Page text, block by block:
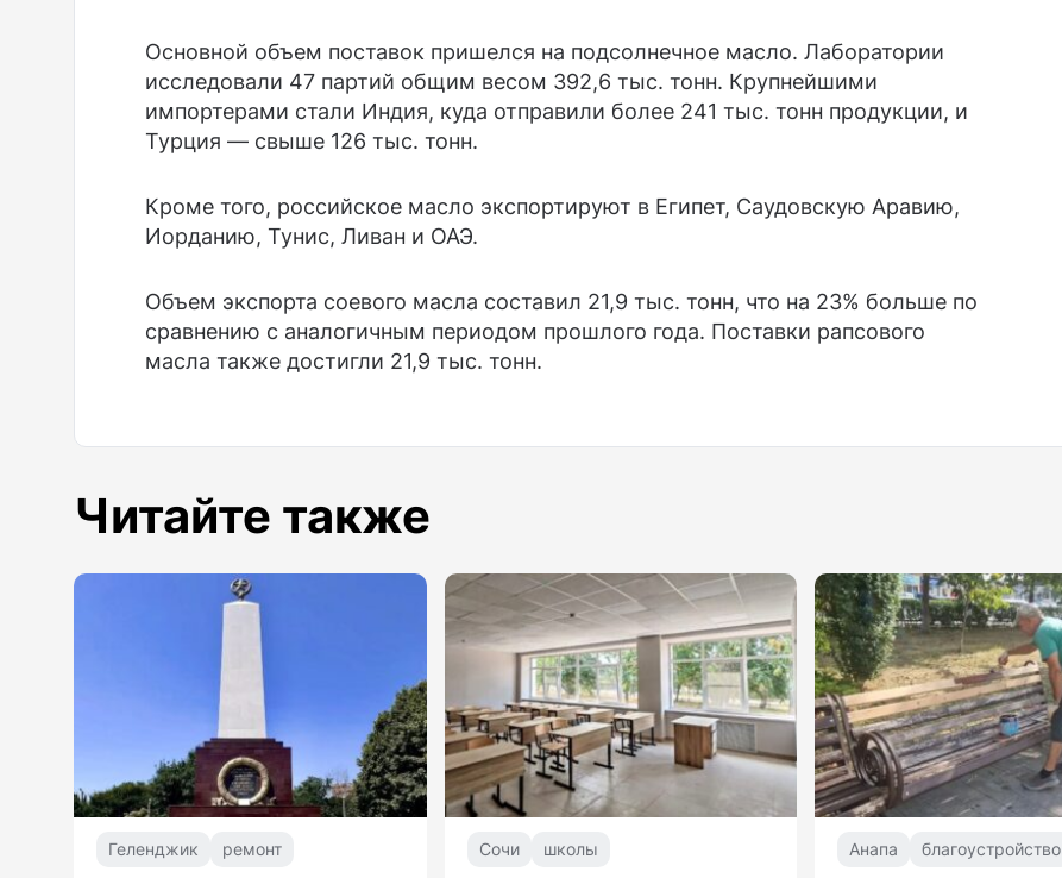
Основной объем поставок пришелся на подсолнечное масло. Лаборатории
исследовали 47 партий общим весом 392,6 тыс. тонн. Крупнейшими
импортерами стали Индия, куда отправили более 241 тыс. тонн продукции, и
Турция — свыше 126 тыс. тонн.
Кроме того, российское масло экспортируют в Египет, Саудовскую Аравию,
Иорданию, Тунис, Ливан и ОАЭ.
Объем экспорта соевого масла составил 21,9 тыс. тонн, что на 23% больше по
сравнению с аналогичным периодом прошлого года. Поставки рапсового
масла также достигли 21,9 тыс. тонн.
Читайте также
Геленджик ремонт Сочи школы Анапа благоустройство